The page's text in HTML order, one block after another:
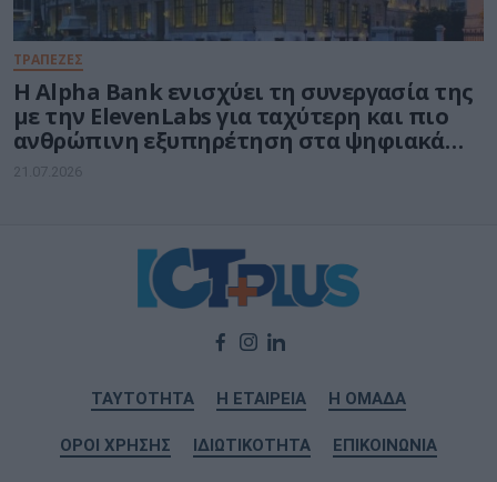
ΤΡΑΠΕΖΕΣ
Η Alpha Bank ενισχύει τη συνεργασία της
με την ElevenLabs για ταχύτερη και πιο
ανθρώπινη εξυπηρέτηση στα ψηφιακά
κανάλια
21.07.2026
ΤΑΥΤΟΤΗΤΑ Η ΕΤΑΙΡΕΙΑ Η ΟΜΑΔΑ
ΟΡΟΙ ΧΡΗΣΗΣ ΙΔΙΩΤΙΚΟΤΗΤΑ ΕΠΙΚΟΙΝΩΝΙΑ